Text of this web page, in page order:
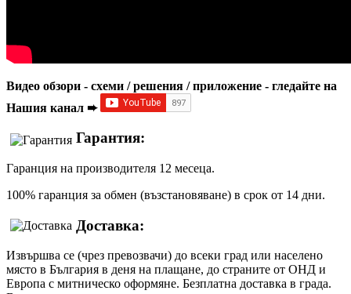
Видео обзори - схеми / решения / приложение - гледайте на
Нашия канал ➨
Гарантия:
Гаранция на производителя 12 месеца.
100% гаранция за обмен (възстановяване) в срок от 14 дни.
Доставка:
Извършва се (чрез превозвачи) до всеки град или населено
място в България в деня на плащане, до страните от ОНД и
Европа с митническо оформяне. Безплатна доставка в града.